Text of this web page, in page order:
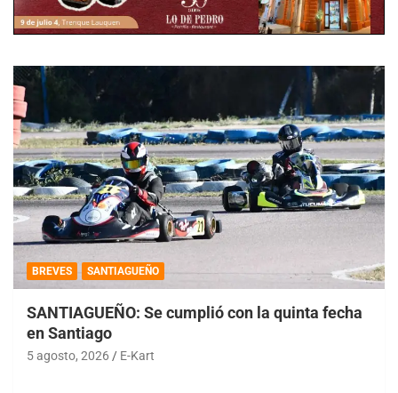
BREVES SANTIAGUEÑO
SANTIAGUEÑO: Se cumplió con la quinta fecha
en Santiago
5 agosto, 2026 E-Kart